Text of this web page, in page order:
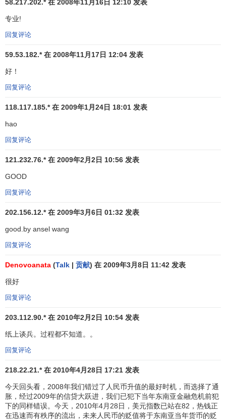
己的产品。在国际金融和货币领域，整个全球金融体系和制
度也有利于金融大国。
1997年6月，一场
展过程十分复杂。到1998年年底，大体上可以分为三个阶
月到年底。
实行浮动汇率制
天，泰铢兑换美元的汇率下降了17%，
盾、 马来西亚林吉特
来西亚放弃保卫林吉特的努力。一向坚挺的
冲击。印尼虽是受“传染”最晚的国家，但受到的冲击最为严
香港联系汇率制。台湾当局突然弃守
3.46%，加大了对
000点大关。面对国际金融炒家的猛烈进攻，香港特区政府重
申不会改变现行
接着，11月中旬，东亚的韩国也爆发金融风暴，17日，
向国际货币基金组织求援，暂时控制了危机。但到了12月13
日，韩元对美元的汇率又降至1 737.60∶1。韩元危机也冲击了
在韩国有大量投资的日本金融业。1997年下半年日本的一系
亚洲金融危机。
第二阶段：1998年初，印尼金融风暴再起，面对有史以
来最严重的经济衰退，国际货币基金组织为印尼开出的药方
未能取得预期效果。2月11日，印尼政府宣布将实行印尼盾与
58.217.202.* 在 2008年11月16日 12:10 发表
专业!
回复评论
59.53.182.* 在 2008年11月17日 12:04 发表
好！
回复评论
118.117.185.* 在 2009年1月24日 18:01 发表
hao
回复评论
121.232.76.* 在 2009年2月2日 10:56 发表
GOOD
回复评论
202.156.12.* 在 2009年3月6日 01:32 发表
good.by ansel wang
回复评论
Denovoanata (Talk | 贡献) 在 2009年3月8日 11:42 发表
很好
回复评论
203.112.90.* 在 2010年2月2日 10:54 发表
纸上谈兵。过程都不知道。。
回复评论
218.22.21.* 在 2010年4月28日 17:21 发表
今天回头看，2008年我们错过了人民币升值的最好时机，而选择了通
胀，经过2009年的信贷大跃进，我们已犯下当年东南亚金融危机前犯
下的同样错误。今天，2010年4月28日，美元指数已站在82，热钱正
在迅速而有秩序的流出，未来人民币的贬值将于东南亚当年货币的贬